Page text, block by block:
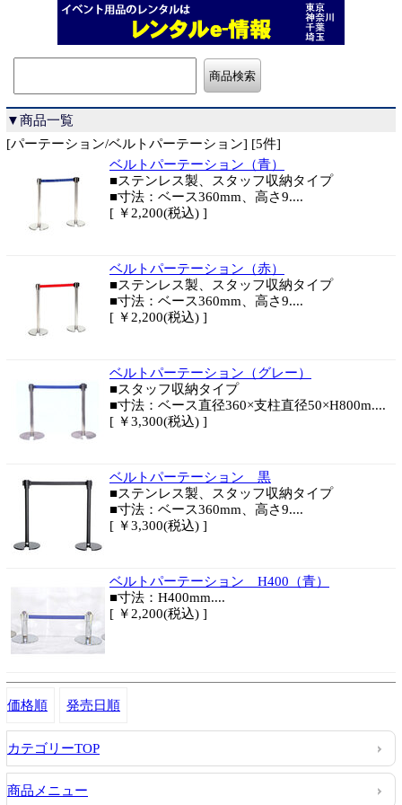
▼商品一覧
[パーテーション/ベルトパーテーション] [5件]
ベルトパーテーション（青）
■ステンレス製、スタッフ収納タイプ
■寸法：ベース360mm、高さ9....
[ ￥2,200(税込) ]
ベルトパーテーション（赤）
■ステンレス製、スタッフ収納タイプ
■寸法：ベース360mm、高さ9....
[ ￥2,200(税込) ]
ベルトパーテーション（グレー）
■スタッフ収納タイプ
■寸法：ベース直径360×支柱直径50×H800m....
[ ￥3,300(税込) ]
ベルトパーテーション 黒
■ステンレス製、スタッフ収納タイプ
■寸法：ベース360mm、高さ9....
[ ￥3,300(税込) ]
ベルトパーテーション H400（青）
■寸法：H400mm....
[ ￥2,200(税込) ]
価格順 発売日順
カテゴリーTOP
商品メニュー